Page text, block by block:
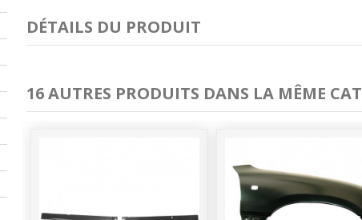
DÉTAILS DU PRODUIT
16 AUTRES PRODUITS DANS LA MÊME